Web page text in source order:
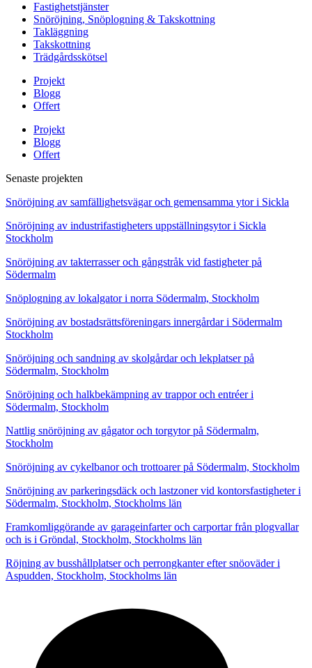
Fastighetstjänster
Snöröjning, Snöplogning & Takskottning
Takläggning
Takskottning
Trädgårdsskötsel
Projekt
Blogg
Offert
Projekt
Blogg
Offert
Senaste projekten
Snöröjning av samfällighetsvägar och gemensamma ytor i Sickla
Snöröjning av industrifastigheters uppställningsytor i Sickla
Stockholm
Snöröjning av takterrasser och gångstråk vid fastigheter på
Södermalm
Snöplogning av lokalgator i norra Södermalm, Stockholm
Snöröjning av bostadsrättsföreningars innergårdar i Södermalm
Stockholm
Snöröjning och sandning av skolgårdar och lekplatser på
Södermalm, Stockholm
Snöröjning och halkbekämpning av trappor och entréer i
Södermalm, Stockholm
Nattlig snöröjning av gågator och torgytor på Södermalm,
Stockholm
Snöröjning av cykelbanor och trottoarer på Södermalm, Stockholm
Snöröjning av parkeringsdäck och lastzoner vid kontorsfastigheter i
Södermalm, Stockholm, Stockholms län
Framkomliggörande av garageinfarter och carportar från plogvallar
och is i Gröndal, Stockholm, Stockholms län
Röjning av busshållplatser och perrongkanter efter snöoväder i
Aspudden, Stockholm, Stockholms län